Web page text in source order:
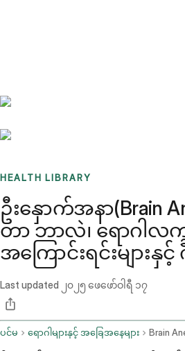
HEALTH LIBRARY
ဦးနှောက်အနာ(Brain
တာ ဘာလဲ၊ ရောဂါလက္ခ
အကြောင်းရင်းများ
Last updated ၂၀၂၅ ဖေဖော်ဝါရီ ၁၇
ပင်မ ရောဂါများနှင့် အခြေအနေများ Brain